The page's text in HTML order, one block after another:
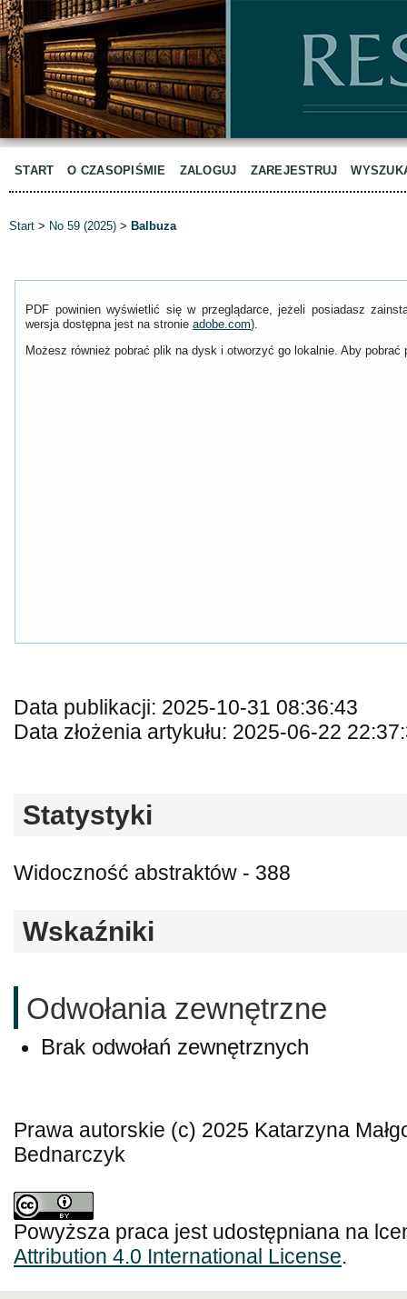
START O CZASOPIŚMIE ZALOGUJ ZAREJESTRUJ
Start > No 59 (2025) > Balbuza
PDF powinien wyświetlić się w przeglądarce, jeżeli posiadasz
wersja dostępna jest na stronie adobe.com).
Możesz również pobrać plik na dysk i otworzyć go lokalnie. Aby
Data publikacji: 2025-10-31 08:36:43
Data złożenia artykułu: 2025-06-22
Statystyki
Widoczność abstraktów - 388
Wskaźniki
Odwołania zewnętrzne
Brak odwołań zewnętrznych
Prawa autorskie (c) 2025 Katarzyna
Bednarczyk
Powyższa praca jest udostępniana na
Attribution 4.0 International License.